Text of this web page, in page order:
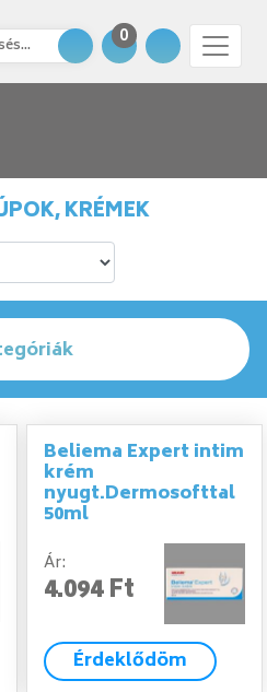
0
KRÉMEK
Beliema Expert intim
krém
nyugt.Dermosofttal
50ml
Ár:
4.094 Ft
Érdeklődöm